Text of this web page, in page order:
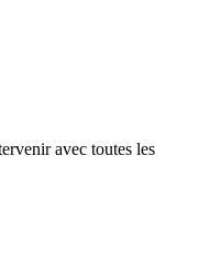
avec toutes les